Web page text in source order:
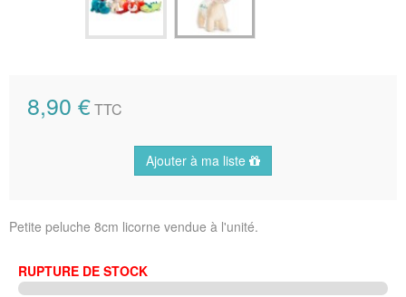
8,90 €TTC
Ajouter à ma liste
Petite peluche 8cm licorne vendue à l'unité.
RUPTURE DE STOCK